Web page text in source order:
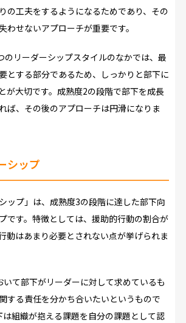
の工夫をするようになるためであり、その
わせないアプローチが重要です。
のリーダーシップスタイルのなかでは、最
とする部分であるため、しっかりと部下に
が大切です。成熟度2の段階で部下を成長
ば、その後のアプローチは円滑になりま
シップ
ップ」は、成熟度3の段階に達した部下向
です。特徴としては、援助的行動の割合が
動はあまり必要とされない点が挙げられま
て部下がリーダーに対して求めているも
する責任を分かち合いたいというもので
組織が抱える課題を自分の課題として認